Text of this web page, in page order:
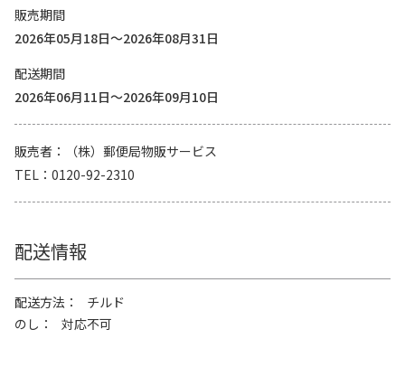
販売期間
2026年05月18日～2026年08月31日
配送期間
2026年06月11日～2026年09月10日
販売者
（株）郵便局物販サービス
TEL
0120-92-2310
配送情報
配送方法
チルド
のし
対応不可